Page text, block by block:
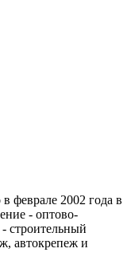
2002 года в
- оптово-
строительный
автокрепеж и